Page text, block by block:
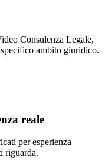
Consulenza Legale,
ambito giuridico.
reale
per esperienza
riguarda.